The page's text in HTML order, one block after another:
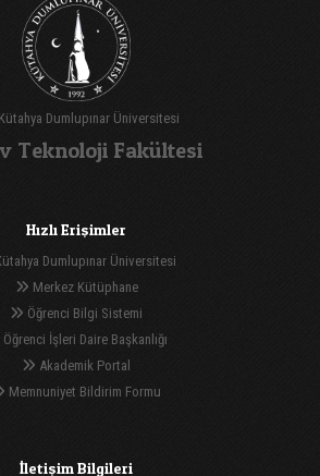
Dumlupınar Üniversitesi
Teknoloji Fakültesi
Hızlı Erişimler
Dumlupınar Üniversitesi
Merkez Kütüphane
Öğrenci Bilgi Sistemi
Öğrenci İşleri Daire Başkanlığı
Akademik Portal
Memnuniyet Bildirim Formu
İletişim Bilgileri